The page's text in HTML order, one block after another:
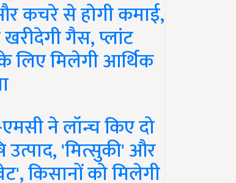
कचरे से होगी कमाई,
गैस, प्लांट
लिए मिलेगी आर्थिक
ने लॉन्च किए दो
उत्पाद, 'मित्सुकी' और
किसानों को मिलेगी